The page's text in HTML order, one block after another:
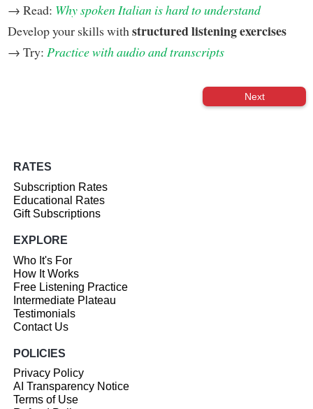
→ Read: Why spoken Italian is hard to understand
Develop your skills with structured listening exercises
→ Try: Practice with audio and transcripts
Next
RATES
Subscription Rates
Educational Rates
Gift Subscriptions
EXPLORE
Who It's For
How It Works
Free Listening Practice
Intermediate Plateau
Testimonials
Contact Us
POLICIES
Privacy Policy
AI Transparency Notice
Terms of Use